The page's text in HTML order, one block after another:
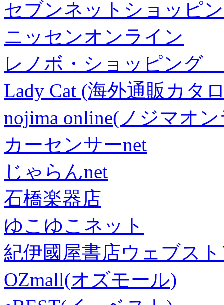
セブンネットショッピ
ニッセンオンライン
レノボ・ショッピング
Lady Cat (海外通販カタ
nojima online(ノジマオ
カーセンサーnet
じゃらんnet
石橋楽器店
ゆこゆこネット
紀伊國屋書店ウェブス
OZmall(オズモール)